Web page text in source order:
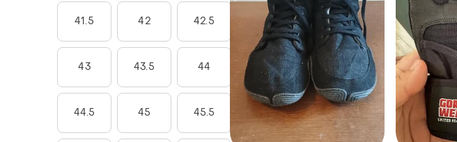
41.5 42 42.5
43 43.5 44
44.5 45 45.5